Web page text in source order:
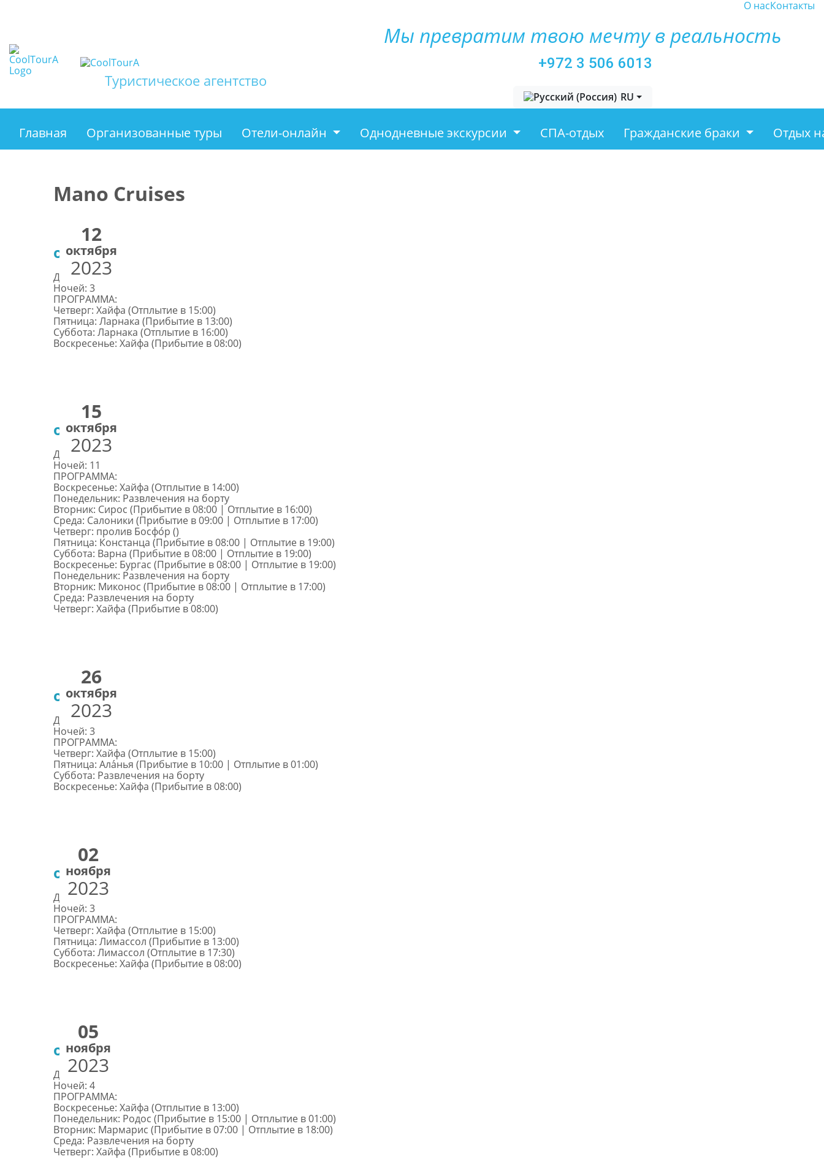
О насКонтакты
Туристическое агентство
Мы превратим твою мечту в реальность
+972 3 506 6013
Выберите язык RU
Главная Организованные туры Отели-онлайн Однодневные экскурсии СПА-отдых Гражданские браки Отдых
Mano Cruises
12
октября
2023
от €390
Дней: 4
Ночей: 3
ПРОГРАММА:
Четверг: Хайфа (Отплытие в 15:00)
Пятница: Ларнака (Прибытие в 13:00)
Суббота: Ларнака (Отплытие в 16:00)
Воскресенье: Хайфа (Прибытие в 08:00)
15
октября
2023
от €1299
Дней: 12
Ночей: 11
ПРОГРАММА:
Воскресенье: Хайфа (Отплытие в 14:00)
Понедельник: Развлечения на борту
Вторник: Сирос (Прибытие в 08:00 | Отплытие в 16:00)
Среда: Салоники (Прибытие в 09:00 | Отплытие в 17:00)
Четверг: пролив Босфо́р ()
Пятница: Констанца (Прибытие в 08:00 | Отплытие в 19:00)
Суббота: Варна (Прибытие в 08:00 | Отплытие в 19:00)
Воскресенье: Бургас (Прибытие в 08:00 | Отплытие в 19:00)
Понедельник: Развлечения на борту
Вторник: Миконос (Прибытие в 08:00 | Отплытие в 17:00)
Среда: Развлечения на борту
Четверг: Хайфа (Прибытие в 08:00)
26
октября
2023
от €362
Дней: 4
Ночей: 3
ПРОГРАММА:
Четверг: Хайфа (Отплытие в 15:00)
Пятница: Ала́нья (Прибытие в 10:00 | Отплытие в 01:00)
Суббота: Развлечения на борту
Воскресенье: Хайфа (Прибытие в 08:00)
02
ноября
2023
от €378
Дней: 4
Ночей: 3
ПРОГРАММА:
Четверг: Хайфа (Отплытие в 15:00)
Пятница: Лимассол (Прибытие в 13:00)
Суббота: Лимассол (Отплытие в 17:30)
Воскресенье: Хайфа (Прибытие в 08:00)
05
ноября
2023
от €432
Дней: 5
Ночей: 4
ПРОГРАММА:
Воскресенье: Хайфа (Отплытие в 13:00)
Понедельник: Родос (Прибытие в 15:00 | Отплытие в 01:00)
Вторник: Мармарис (Прибытие в 07:00 | Отплытие в 18:00)
Среда: Развлечения на борту
Четверг: Хайфа (Прибытие в 08:00)